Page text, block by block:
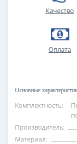
Качество
Оплата
Основные
Комплектность:
Производитель:
Материал: